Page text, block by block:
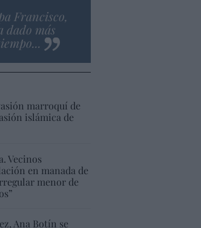
Francisco,
dado más
marroquí de
islámica de
Vecinos
en manada de
menor de
Ana Botín se